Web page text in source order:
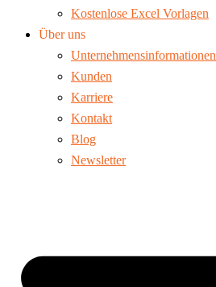
Kostenlose Excel Vorlagen
Über uns
Unternehmensinformationen
Kunden
Karriere
Kontakt
Blog
Newsletter